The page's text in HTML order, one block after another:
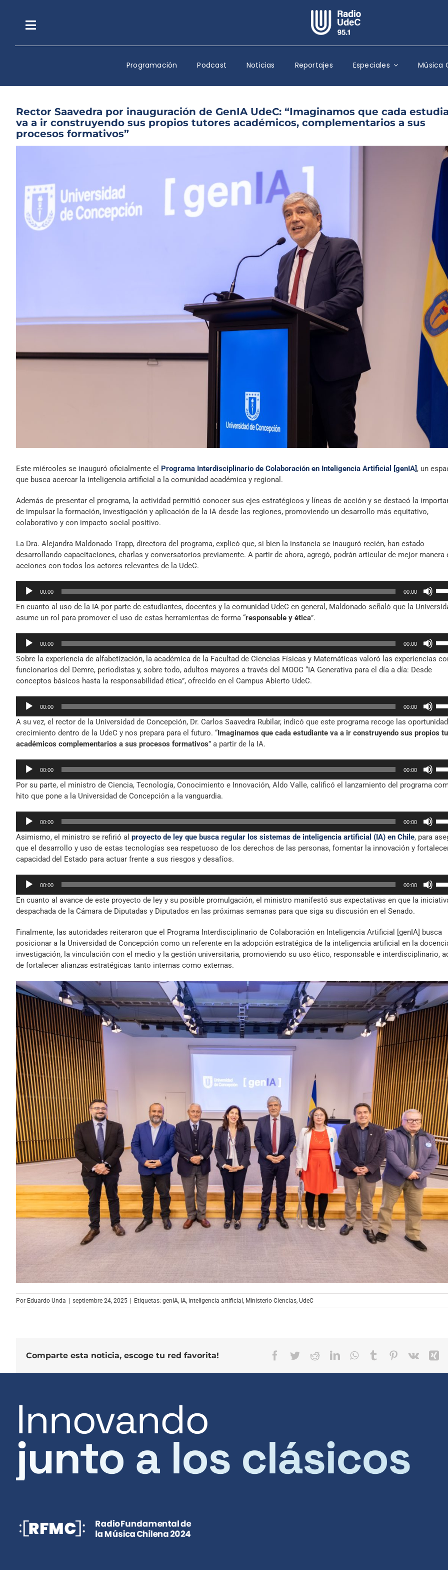
contenidoToggle
Navigation
Escuchar Radio UdeC en vivo
Quiénes Somos
Programación
Podcast
Noticias
Reportajes
Música Clásica
Especiales
Archivo Sonoro
Programación Podcast Noticias Reportajes Especiales Música
Rector Saavedra por inauguración de GenIA UdeC: “Imaginamos que cada
va a ir construyendo sus propios tutores académicos, complementarios a sus
procesos formativos”
grande
Este miércoles se inauguró oficialmente el Programa Interdisciplinario de Colaboración en Inteligencia Artificial [genIA], un
que busca acercar la inteligencia artificial a la comunidad académica y regional.
Además de presentar el programa, la actividad permitió conocer sus ejes estratégicos y líneas de acción y se destacó la
de impulsar la formación, investigación y aplicación de la IA desde las regiones, promoviendo un desarrollo más equitativo,
colaborativo y con impacto social positivo.
La Dra. Alejandra Maldonado Trapp, directora del programa, explicó que, si bien la instancia se inauguró recién, han estado
desarrollando capacitaciones, charlas y conversatorios previamente. A partir de ahora, agregó, podrán articular de mejor manera
acciones con todos los actores relevantes de la UdeC.
Reproductor
audio
00:00 00:00
el
En cuanto al uso de la IA por parte de estudiantes, docentes y la comunidad UdeC en general, Maldonado señaló que la
asume un rol para promover el uso de estas herramientas de forma “responsable y ética”.
Reproductor
audio
00:00 00:00
o
Sobre la experiencia de alfabetización, la académica de la Facultad de Ciencias Físicas y Matemáticas valoró las experiencias
funcionarios del Demre, periodistas y, sobre todo, adultos mayores a través del MOOC “IA Generativa para el día a día: Desde
conceptos básicos hasta la responsabilidad ética”, ofrecido en el Campus Abierto UdeC.
Reproductor
audio
00:00 00:00
de
o
el
A su vez, el rector de la Universidad de Concepción, Dr. Carlos Saavedra Rubilar, indicó que este programa recoge las
crecimiento dentro de la UdeC y nos prepara para el futuro. “Imaginamos que cada estudiante va a ir construyendo sus propios
académicos complementarios a sus procesos formativos” a partir de la IA.
Reproductor
audio
00:00 00:00
o
el
Por su parte, el ministro de Ciencia, Tecnología, Conocimiento e Innovación, Aldo Valle, calificó el lanzamiento del programa
hito que pone a la Universidad de Concepción a la vanguardia.
Reproductor
audio
00:00 00:00
de
o
Asimismo, el ministro se refirió al proyecto de ley que busca regular los sistemas de inteligencia artificial (IA) en Chile, para
que el desarrollo y uso de estas tecnologías sea respetuoso de los derechos de las personas, fomentar la innovación y
capacidad del Estado para actuar frente a sus riesgos y desafíos.
Reproductor
audio
00:00 00:00
el
En cuanto al avance de este proyecto de ley y su posible promulgación, el ministro manifestó sus expectativas en que la
despachada de la Cámara de Diputadas y Diputados en las próximas semanas para que siga su discusión en el Senado.
Finalmente, las autoridades reiteraron que el Programa Interdisciplinario de Colaboración en Inteligencia Artificial [genIA] busca
posicionar a la Universidad de Concepción como un referente en la adopción estratégica de la inteligencia artificial en la
investigación, la vinculación con el medio y la gestión universitaria, promoviendo su uso ético, responsable e interdisciplinario,
de fortalecer alianzas estratégicas tanto internas como externas.
Por Eduardo Unda septiembre 24, 2025 Etiquetas: genIA, IA, inteligencia artificial , Ministerio Ciencias, UdeC
Comparte esta noticia, escoge tu red favorita! Facebook
TwitterRedditLinkedInWhatsApp
TumblrPinterest
Vk
Innovando
junto a los clásicos